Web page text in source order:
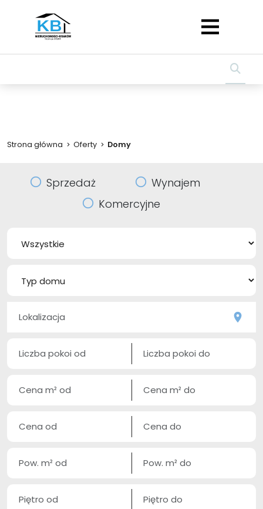
Strona główna Oferty Domy
Sprzedaż
Wynajem
Komercyjne